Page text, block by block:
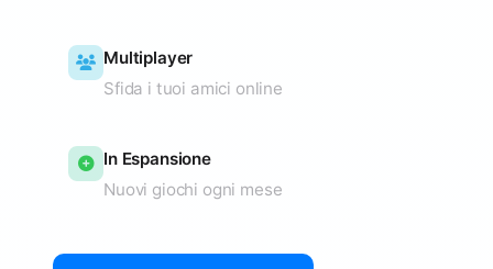
Multiplayer
Sfida i tuoi amici online
In Espansione
Nuovi giochi ogni mese